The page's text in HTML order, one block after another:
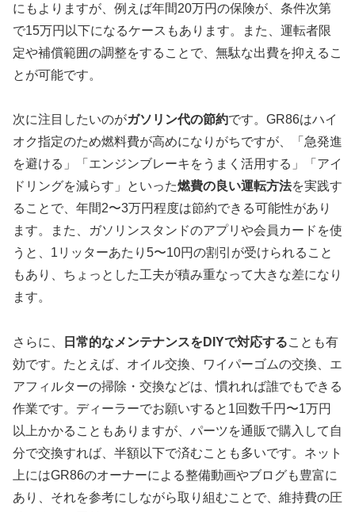
にもよりますが、例えば年間20万円の保険が、条件次第
で15万円以下になるケースもあります。また、運転者限
定や補償範囲の調整をすることで、無駄な出費を抑えるこ
とが可能です。
次に注目したいのがガソリン代の節約です。GR86はハイ
オク指定のため燃料費が高めになりがちですが、「急発進
を避ける」「エンジンブレーキをうまく活用する」「アイ
ドリングを減らす」といった燃費の良い運転方法を実践す
ることで、年間2〜3万円程度は節約できる可能性があり
ます。また、ガソリンスタンドのアプリや会員カードを使
うと、1リッターあたり5〜10円の割引が受けられること
もあり、ちょっとした工夫が積み重なって大きな差になり
ます。
さらに、 日常的なメンテナンスをDIYで対応することも有
効です。たとえば、オイル交換、ワイパーゴムの交換、エ
アフィルターの掃除・交換などは、慣れれば誰でもできる
作業です。ディーラーでお願いすると1回数千円〜1万円
以上かかることもありますが、パーツを通販で購入して自
分で交換すれば、半額以下で済むことも多いです。ネット
上にはGR86のオーナーによる整備動画やブログも豊富に
あり、それを参考にしながら取り組むことで、維持費の圧